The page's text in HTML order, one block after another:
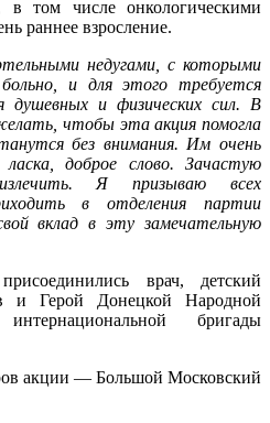
в том числе онкологическими
раннее взросление.
недугами, с которыми
и для этого требуется
душевных и физических сил. В
чтобы эта акция помогла
без внимания. Им очень
доброе слово. Зачастую
Я призываю всех
в отделения партии
вклад в эту замечательную
врач, детский
и Герой Донецкой Народной
бригады
акции — Большой Московский